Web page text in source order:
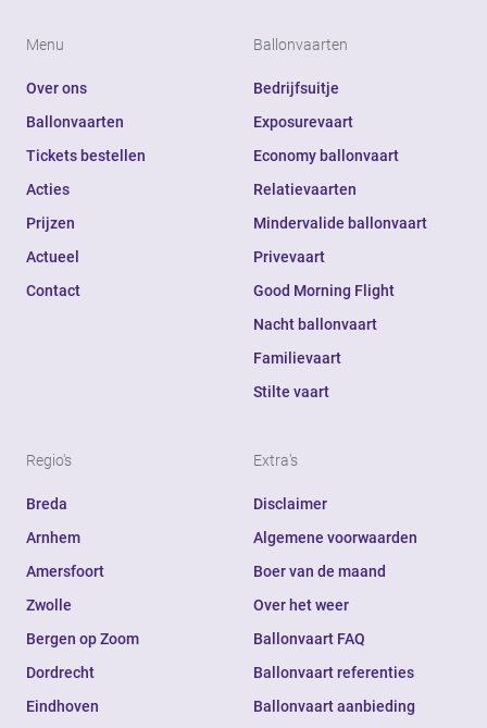
Menu
Over ons
Ballonvaarten
Tickets bestellen
Acties
Prijzen
Actueel
Contact
Ballonvaarten
Bedrijfsuitje
Exposurevaart
Economy ballonvaart
Relatievaarten
Mindervalide ballonvaart
Privevaart
Good Morning Flight
Nacht ballonvaart
Familievaart
Stilte vaart
Regio's
Breda
Arnhem
Amersfoort
Zwolle
Bergen op Zoom
Dordrecht
Eindhoven
Extra's
Disclaimer
Algemene voorwaarden
Boer van de maand
Over het weer
Ballonvaart FAQ
Ballonvaart referenties
Ballonvaart aanbieding